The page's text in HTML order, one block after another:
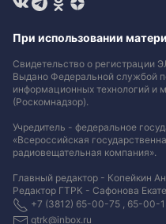
При использовании
Свидетельство о регистрации
Выдано Федеральной службой
информационных технологий и
(Роскомнадзор).
Учредитель - федеральное
«Всероссийская
радиовещательная компания».
Главный редактор - Копейкин
Редактор ГТРК - Сафонова
+7 (3812) 65-00-75 , 65-00-
gtrk@inbox.ru